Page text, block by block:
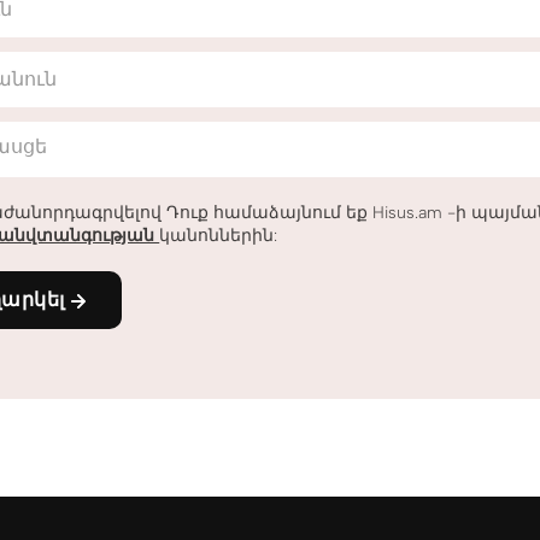
Դուք համաձայնում եք Hisus.am -ի
կանոններին: